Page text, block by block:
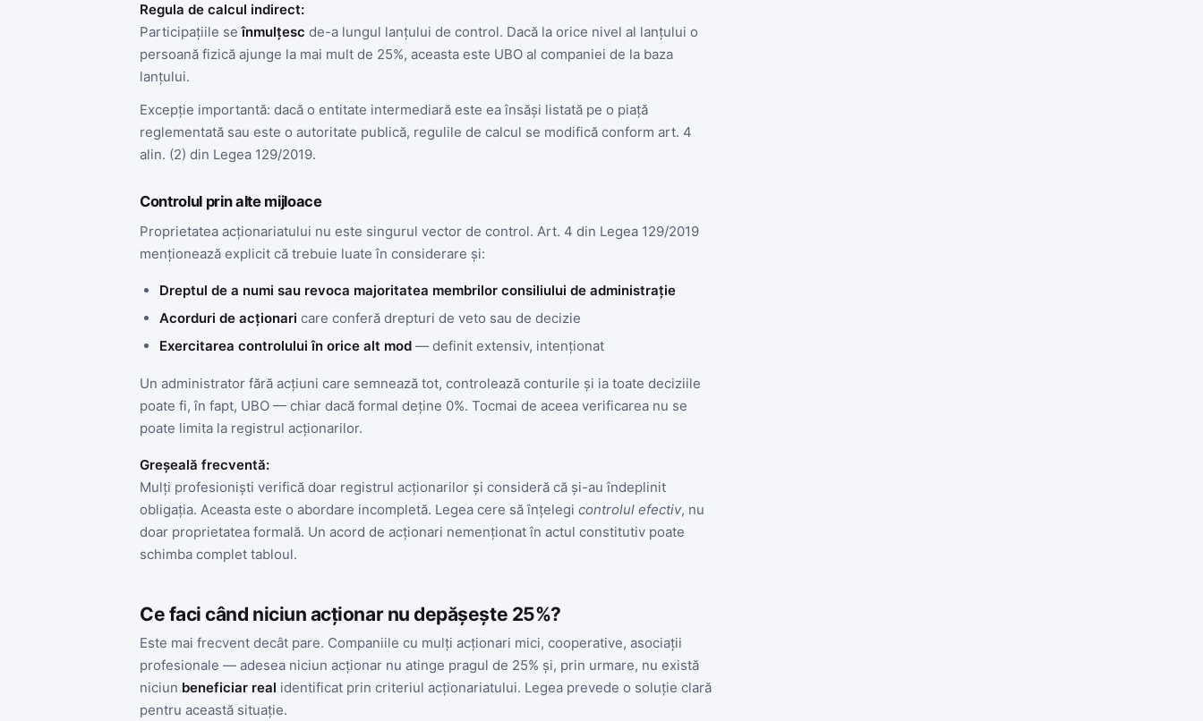
Regula de calcul indirect:
Participațiile seînmulțesc de-a lungul lanțului de control. Dacă la orice nivel al lanțului o
persoană fizică ajunge la mai mult de 25%, aceasta este UBO al companiei de la baza
lanțului.
Excepție importantă: dacă o entitate intermediară este ea însăși listată pe o piață
reglementată sau este o autoritate publică, regulile de calcul se modifică conform art. 4
alin. (2) din Legea 129/2019.
Controlul prin alte mijloace
Proprietatea acționariatului nu este singurul vector de control. Art. 4 din Legea 129/2019
menționează explicit că trebuie luate în considerare și:
Dreptul de a numi sau revoca majoritatea membrilor consiliului de administrație
Acorduri de acționari care conferă drepturi de veto sau de decizie
Exercitarea controlului în orice alt mod — definit extensiv, intenționat
Un administrator fără acțiuni care semnează tot, controlează conturile și ia toate deciziile
poate fi, în fapt, UBO — chiar dacă formal deține 0%. Tocmai de aceea verificarea nu se
poate limita la registrul acționarilor.
Greșeală frecventă:
Mulți profesioniști verifică doar registrul acționarilor și consideră că și-au îndeplinit
obligația. Aceasta este o abordare incompletă. Legea cere să înțelegi controlul efectiv, nu
doar proprietatea formală. Un acord de acționari nemenționat în actul constitutiv poate
schimba complet tabloul.
Ce faci când niciun acționar nu depășește 25%?
Este mai frecvent decât pare. Companiile cu mulți acționari mici, cooperative, asociații
profesionale — adesea niciun acționar nu atinge pragul de 25% și, prin urmare, nu există
niciun beneficiar real identificat prin criteriul acționariatului. Legea prevede o soluție clară
pentru această situație.